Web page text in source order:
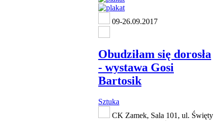
09-26.09.2017
Obudziłam się dorosła
- wystawa Gosi
Bartosik
Sztuka
CK Zamek, Sala 101, ul. Święty